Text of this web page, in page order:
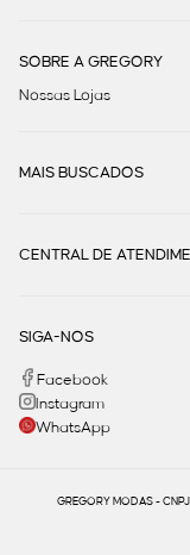
SOBRE A GREGORY
Nossas Lojas
MAIS BUSCADOS
CENTRAL DE
SIGA-NOS
Facebook
Instagram
WhatsApp
GREGORY MODAS -